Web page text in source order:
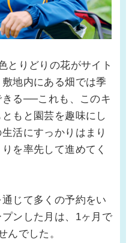
とりどりの花がサイト
地内にある畑では季
る──これも、このキ
もと園芸を趣味にし
活にすっかりはまり
を率先して進めてく
じて多くの予約をい
ンした月は、1ヶ月で
んでした。